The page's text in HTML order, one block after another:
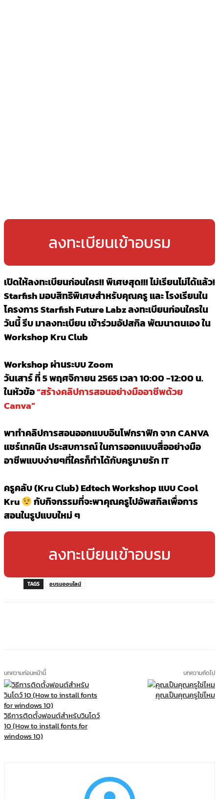
ลงทะเบียนเข้าอบรม
เปิดให้ลงทะเบียนก่อนใคร!! พิเศษสุด!!! ไม่เรียนไม่ได้แล้ว!
Starfish มอบสิทธิพิเศษสำหรับคุณครู และ โรงเรียนใน
โครงการ Starfish Future Labz ลงทะเบียนก่อนใครใน
วันนี้ รีบ มาลงทะเบียน เข้าร่วมอัปสกิล พัฒนาตนเอง ใน
Workshop Kru Club
Workshop ผ่านระบบ Zoom
วันเสาร์ ที่ 5 พฤศจิกายน 2565 เวลา 10:00 -12:00 น.
ในหัวข้อ“สร้างคลิปการสอนอย่างมืออาชีพด้วย
Canva”
พาทำคลิปการสอนออกแบบอินโฟกราฟิก จาก CANVA
แชร์เทคนิค ประสบการณ์ ในการออกแบบสื่ออย่างมือ
อาชีพแบบง่ายๆที่ใครก็ทำได้กับครูมายรัก IT
ครูคลับ (Kru Club) Edtech Workshop แบบ Cool
Kru
กับกิจกรรมที่จะพาคุณครูไปอัพสกิลเพื่อการ
สอนในรูปแบบใหม่ ๆ
ลงทะเบียนเข้าอบรม
TAGS อบรมออนไลน์
บทความก่อนหน้านี้
วิธีการติดตั้งฟอนต์สำหรับวินโดว์
10 (How to install fonts for
windows 10)
บทความถัดไป
คุณเป็นคุณครูใช่ไหม